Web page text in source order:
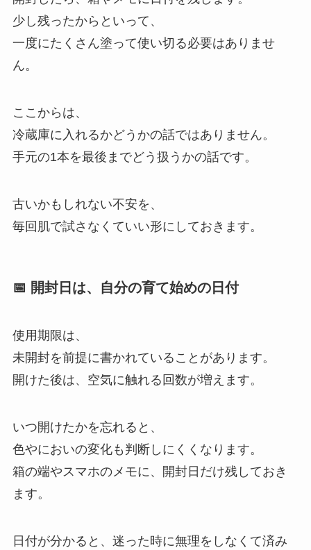
少し残ったからといって、
一度にたくさん塗って使い切る必要はありませ
ん。
ここからは、
冷蔵庫に入れるかどうかの話ではありません。
手元の1本を最後までどう扱うかの話です。
古いかもしれない不安を、
毎回肌で試さなくていい形にしておきます。
📅 開封日は、自分の育て始めの日付
使用期限は、
未開封を前提に書かれていることがあります。
開けた後は、空気に触れる回数が増えます。
いつ開けたかを忘れると、
色やにおいの変化も判断しにくくなります。
箱の端やスマホのメモに、開封日だけ残しておき
ます。
日付が分かると、迷った時に無理をしなくて済み